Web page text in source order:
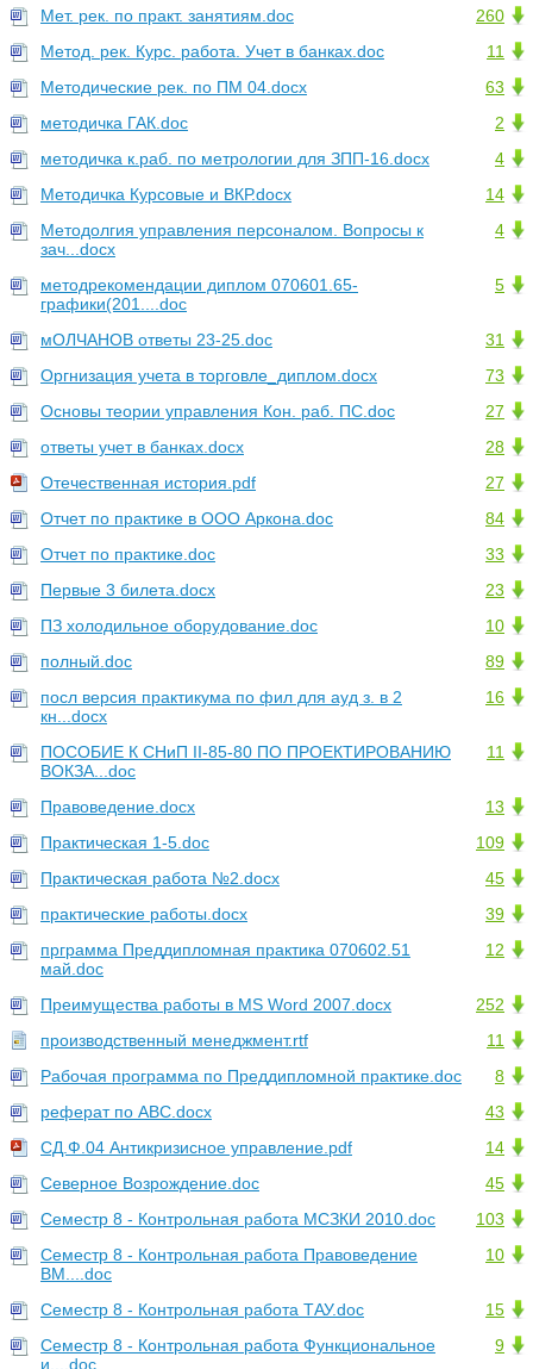
260
Мет. рек. по практ. занятиям.doc
11
Метод. рек. Курс. работа. Учет в банках.doc
63
Методические рек. по ПМ 04.docx
2
методичка ГАК.doc
4
методичка к.раб. по метрологии для ЗПП-16.docx
14
Методичка Курсовые и ВКР.docx
4
Методолгия управления персоналом. Вопросы к
зач...docx
5
методрекомендации диплом 070601.65-
графики(201....doc
31
мОЛЧАНОВ ответы 23-25.doc
73
Оргнизация учета в торговле_диплом.docx
27
Основы теории управления Кон. раб. ПС.doc
28
ответы учет в банках.docx
27
Отечественная история.pdf
84
Отчет по практике в ООО Аркона.doc
33
Отчет по практике.doc
23
Первые 3 билета.docx
10
ПЗ холодильное оборудование.doc
89
полный.doc
16
посл версия практикума по фил для ауд з. в 2
кн...docx
11
ПОСОБИЕ К СНиП II-85-80 ПО ПРОЕКТИРОВАНИЮ
ВОКЗА...doc
13
Правоведение.docx
109
Практическая 1-5.doc
45
Практическая работа №2.docx
39
практические работы.docx
12
прграмма Преддипломная практика 070602.51
май.doc
252
Преимущества работы в MS Word 2007.docx
11
производственный менеджмент.rtf
8
Рабочая программа по Преддипломной практике.doc
43
реферат по АВС.docx
14
СД.Ф.04 Антикризисное управление.pdf
45
Северное Возрождение.doc
103
Семестр 8 - Контрольная работа МСЗКИ 2010.doc
10
Семестр 8 - Контрольная работа Правоведение
ВМ....doc
15
Семестр 8 - Контрольная работа ТАУ.doc
9
Семестр 8 - Контрольная работа Функциональное
и....doc